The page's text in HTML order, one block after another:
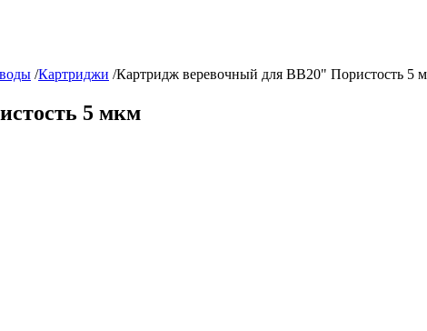
/Картриджи /Картридж веревочный для BB20" Пористость 5
5 мкм